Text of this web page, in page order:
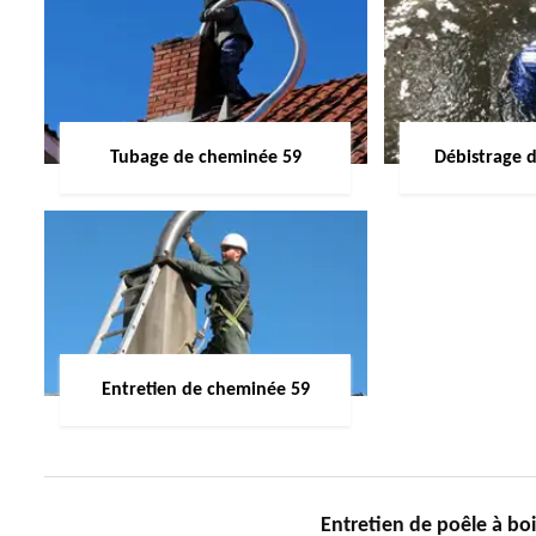
Tubage de cheminée 59 Débistrage
Entretien de cheminée 59
Entretien de poêle à